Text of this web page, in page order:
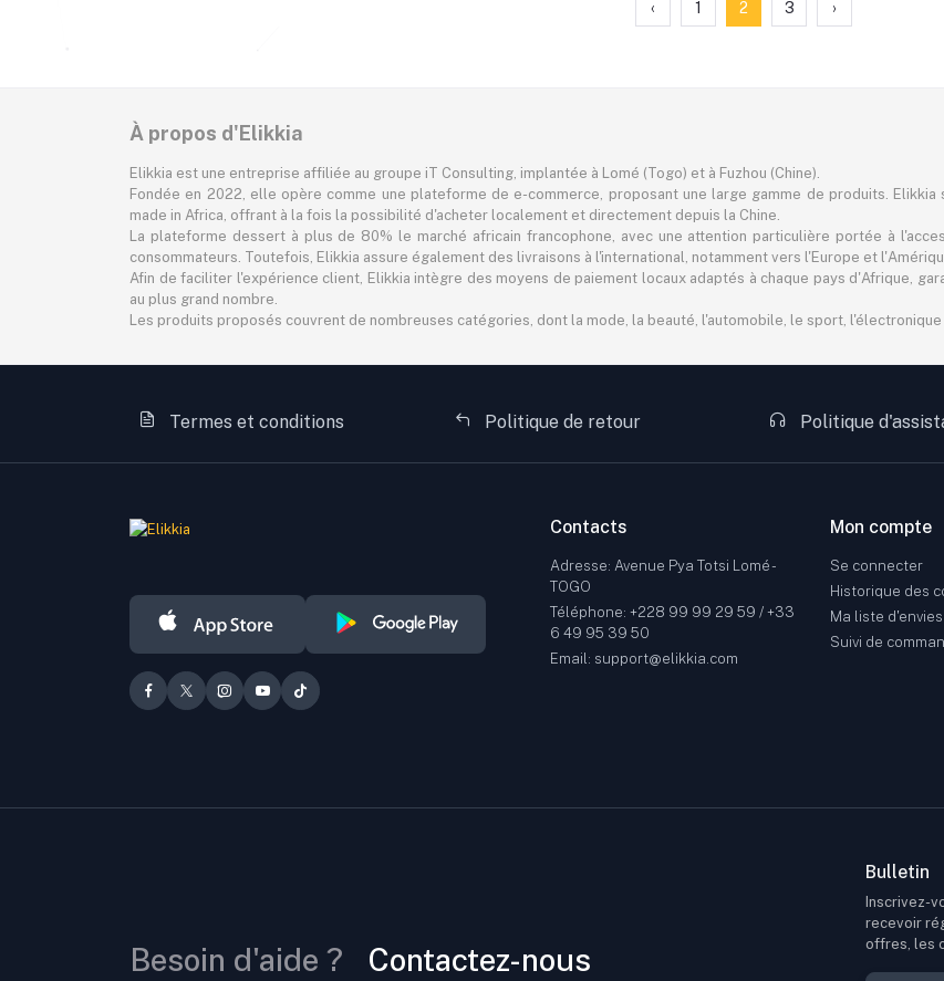
‹ 1 2 3 ›
À propos d'Elikkia
Elikkia est une entreprise affiliée au groupe iT Consulting, implantée à Lomé (Togo) et à Fuzhou (Chine).
Fondée en 2022, elle opère comme une plateforme de e-commerce, proposant une large gamme de produits.
made in Africa, offrant à la fois la possibilité d'acheter localement et directement depuis la Chine.
La plateforme dessert à plus de 80% le marché africain francophone, avec une attention particulière portée à
consommateurs. Toutefois, Elikkia assure également des livraisons à l'international, notamment vers l'Europe et
Afin de faciliter l'expérience client, Elikkia intègre des moyens de paiement locaux adaptés à chaque pays d'Afrique,
au plus grand nombre.
Les produits proposés couvrent de nombreuses catégories, dont la mode, la beauté, l'automobile, le sport,
Termes et conditions Politique de retour Politique
Contacts
Adresse: Avenue Pya Totsi Lomé -
TOGO
Téléphone: +228 99 99 29 59 / +33
6 49 95 39 50
Email: support@elikkia.com
Mon compte
Se connecter
Historique des
Ma liste d'envies
Suivi de
Besoin d'aide ? Contactez-nous
Bulletin
Inscrivez-
recevoir
offres, les